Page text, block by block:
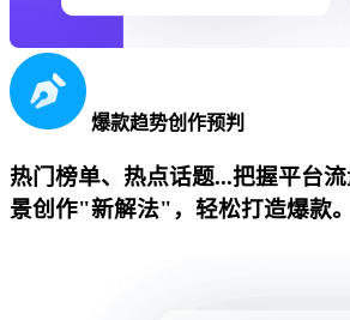
爆款趋势创作预判
热门榜单、热点话题...把握平台
景创作"新解法"，轻松打造爆款。